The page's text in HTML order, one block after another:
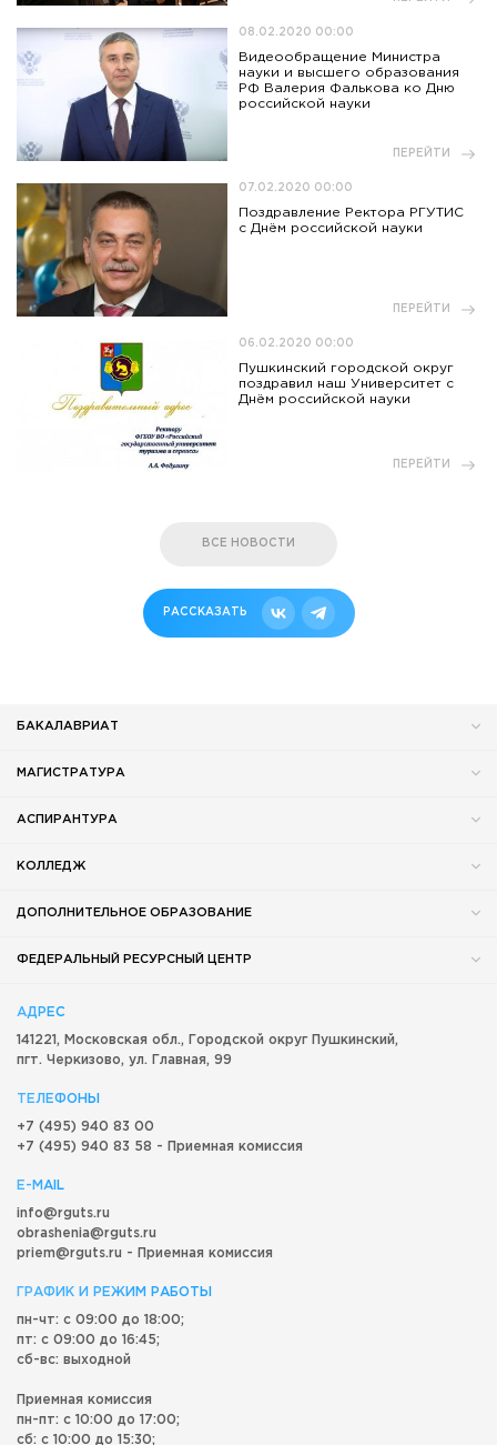
08.02.2020 00:00
Видеообращение Министра
науки и высшего образования
РФ Валерия Фалькова ко Дню
российской науки
ПЕРЕЙТИ
07.02.2020 00:00
Поздравление Ректора РГУТИС
с Днём российской науки
ПЕРЕЙТИ
06.02.2020 00:00
Пушкинский городской округ
поздравил наш Университет с
Днём российской науки
ПЕРЕЙТИ
ВСЕ НОВОСТИ
РАССКАЗАТЬ
БАКАЛАВРИАТ
МАГИСТРАТУРА
АСПИРАНТУРА
КОЛЛЕДЖ
ДОПОЛНИТЕЛЬНОЕ ОБРАЗОВАНИЕ
ФЕДЕРАЛЬНЫЙ РЕСУРСНЫЙ ЦЕНТР
АДРЕС
141221, Московская обл., Городской округ Пушкинский,
пгт. Черкизово, ул. Главная, 99
ТЕЛЕФОНЫ
+7 (495) 940 83 00
+7 (495) 940 83 58 - Приемная комиссия
E-MAIL
info@rguts.ru
obrashenia@rguts.ru
priem@rguts.ru - Приемная комиссия
ГРАФИК И РЕЖИМ РАБОТЫ
пн-чт: с 09:00 до 18:00;
пт: с 09:00 до 16:45;
сб-вс: выходной
Приемная комиссия
пн-пт: с 10:00 до 17:00;
сб: с 10:00 до 15:30;